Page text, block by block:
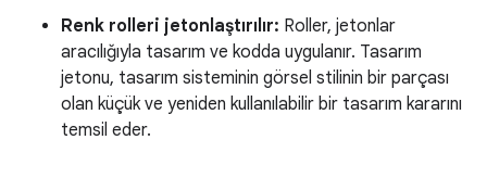
Renk rolleri jetonlaştırılır: Roller, jetonlar
aracılığıyla tasarım ve kodda uygulanır. Tasarım
jetonu, tasarım sisteminin görsel stilinin bir parçası
olan küçük ve yeniden kullanılabilir bir tasarım kararını
temsil eder.